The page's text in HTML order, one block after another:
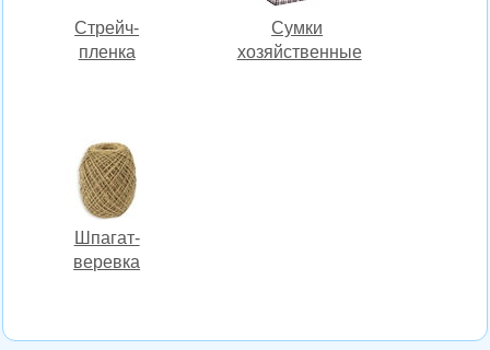
Стрейч-
пленка
Сумки
хозяйственные
Шпагат-
веревка